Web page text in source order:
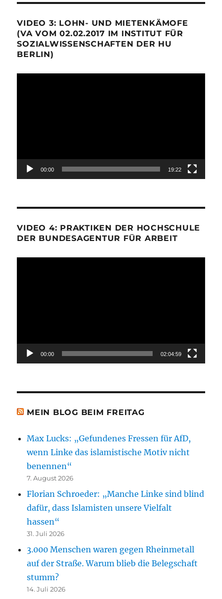
VIDEO 3: LOHN- UND MIETENKÄMOFE
(VA VOM 02.02.2017 IM INSTITUT FÜR
SOZIALWISSENSCHAFTEN DER HU
BERLIN)
00:00 19:22
VIDEO 4: PRAKTIKEN DER HOCHSCHULE
DER BUNDESAGENTUR FÜR ARBEIT
00:00 02:04:59
MEIN BLOG BEIM FREITAG
Max Lucks: „Gefundenes Fressen für AfD,
wenn Linke das islamistische Motiv nicht
benennen“
7. August 2026
Florian Schroeder: „Manche Linke sind blind
dafür, dass Islamisten unsere Vielfalt
hassen“
31. Juli 2026
3.000 Menschen waren gegen Rheinmetall
auf der Straße. Warum blieb die Belegschaft
stumm?
14. Juli 2026